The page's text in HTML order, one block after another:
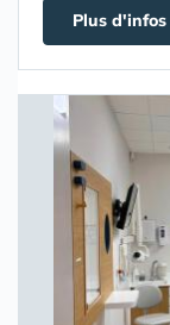
Plus d'infos